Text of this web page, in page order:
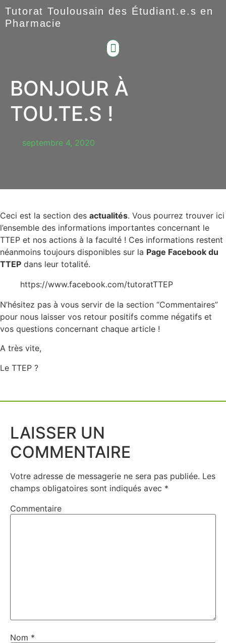
Tutorat Toulousain des Étudiant.e.s en
Pharmacie
BONJOUR À
TOU.TE.S !
septembre 4, 2020
Ceci est la section des actualités. Vous pourrez trouver ici
l’ensemble des informations importantes concernant le
TTEP et nos actions à la faculté ! Ces informations restent
néanmoins toujours disponibles sur la Page Facebook du
TTEP dans leur totalité.
https://www.facebook.com/tutoratTTEP
N’hésitez pas à vous servir de la section “Commentaires”
pour nous laisser vos retour positifs comme négatifs et
vos questions concernant chaque article !
A très vite,
Le TTEP ?
LAISSER UN
COMMENTAIRE
Votre adresse de messagerie ne sera pas publiée. Les
champs obligatoires sont indiqués avec *
Commentaire
Nom *